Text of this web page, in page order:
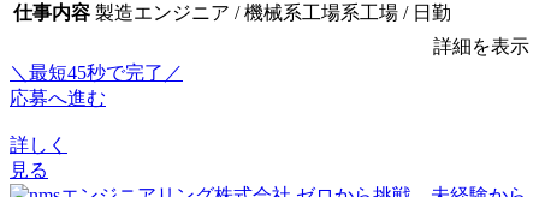
仕事内容 製造エンジニア / 機械系工場系工場 / 日勤
詳細を表示
＼最短45秒で完了／
応募へ進む
詳しく
見る